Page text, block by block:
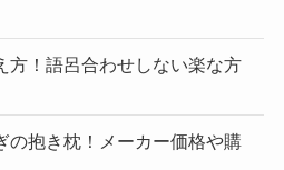
方！語呂合わせしない楽な方
の抱き枕！メーカー価格や購